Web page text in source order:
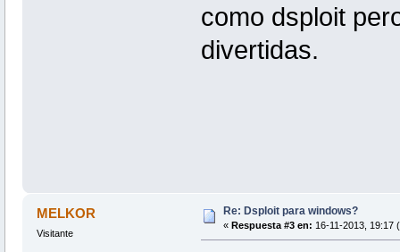
como dsploit
divertidas.
MELKOR
Visitante
Re: Dsploit para windows?
« Respuesta #3 en: 16-11-2013, 19:17